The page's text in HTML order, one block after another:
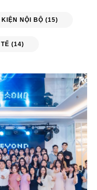
KIỆN NỘI BỘ (15)
(14)